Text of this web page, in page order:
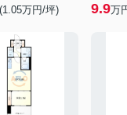
1.05万円/坪) 9.9万